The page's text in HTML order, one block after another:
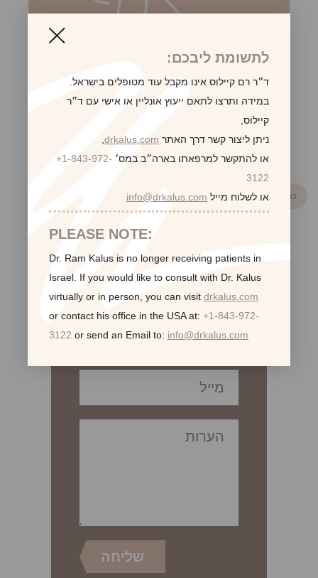
כתבה קודמת
לקביעת פגישת ייעוץ
לתשומת ליבכם:
ד״ר רם קיילוס אינו מקבל עוד מטופלים בישראל.
במידה ותרצו לתאם ייעוץ אונליין או אישי עם ד״ר
קיילוס,
ניתן ליצור קשר דרך האתר drkalus.com
או להתקשר למרפאתו בארה״ב במס׳ +1-843-972-
3122
או לשלוח מייל info@drkalus.com
PLEASE NOTE:
Dr. Ram Kalus is no longer receiving patients in
Israel. If you would like to consult with Dr. Kalus
virtually or in person, you can visit drkalus.com
or contact his office in the USA at: +1-843-972-
3122 or send an Email to: info@drkalus.com